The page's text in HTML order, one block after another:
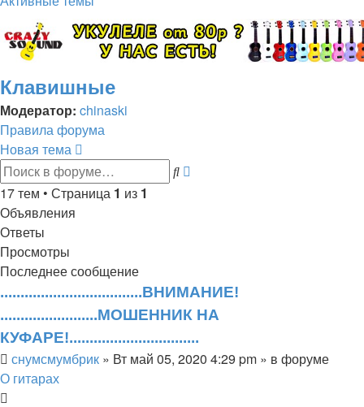
Клавишные
Модератор: chinaski
Правила форума
Новая тема
Поиск
17 тем • Страница 1 из 1
Объявления
Ответы
Просмотры
Последнее сообщение
...................................ВНИМАНИЕ!
........................МОШЕННИК НА
КУФАРЕ!................................
снумсмумбрик » Вт май 05, 2020 4:29 pm » в форуме
О гитарах